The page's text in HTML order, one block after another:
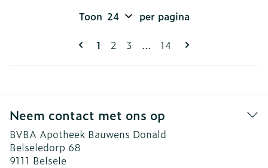
Pagina's
U lees momenteel pagina
1 Pagina
2 Pagina
3 ... Pagina
14
Toon per pagina
Neem contact met ons op
BVBA Apotheek Bauwens Donald
Belseledorp 68
9111 Belsele